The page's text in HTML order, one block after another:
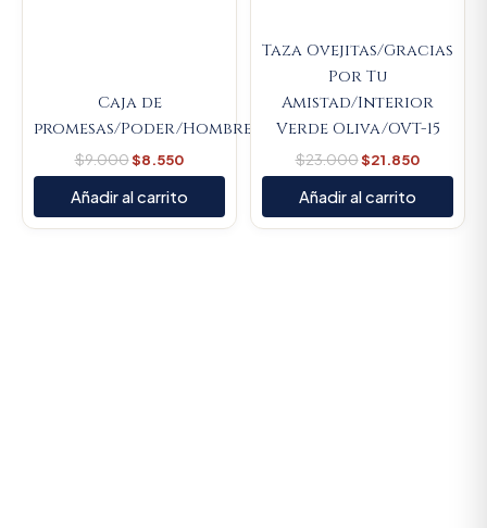
Caja de
promesas/Poder/Hombre/Mujer/Vive/Amor/Súper
$9.000$8.550
Añadir al carrito
Taza Ovejitas/Gracias
Por Tu
Amistad/Interior
Verde Oliva/OVT-15
$23.000$21.850
Añadir al carrito